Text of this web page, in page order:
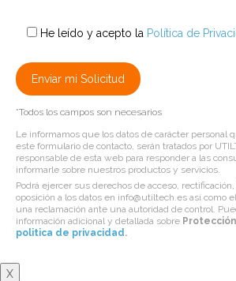
He leído y acepto la Política de
*Todos los campos son necesarios
Le informamos que los datos de carácter personal
este formulario de contacto, serán tratados por
responsable de esta web para responder a las
informarle sobre nuestros productos y servicios.
Podrá ejercer sus derechos de acceso,
oposición a los datos en info@utiltech.es así como
una reclamación ante una autoridad de control.
información adicional y detallada sobre
politica de privacidad.
X